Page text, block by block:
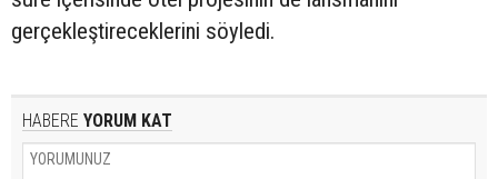
gerçekleştireceklerini söyledi.
HABERE YORUM KAT